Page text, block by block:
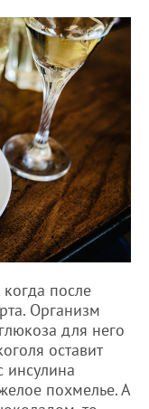
после
Организм
для него
оставит
инсулина
похмелье. А